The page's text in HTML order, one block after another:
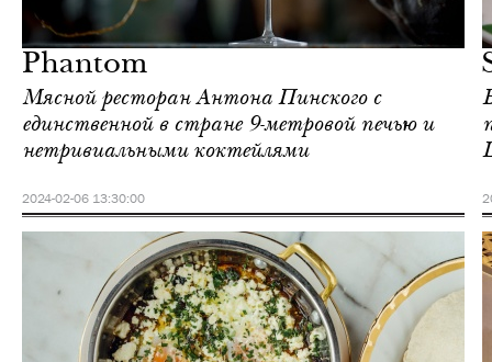
Phantom
Мясной ресторан Антона Пинского с
единственной в стране 9-метровой печью и
нетривиальными коктейлями
2024-02-06 13:30:00